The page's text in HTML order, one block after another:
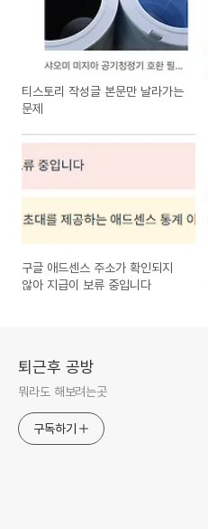
티스토리 작성글 본문만 날라가는
문제
구글 애드센스 주소가 확인되지
않아 지급이 보류 중입니다
퇴근후 공방
뭐라도 해보려는곳
구독하기